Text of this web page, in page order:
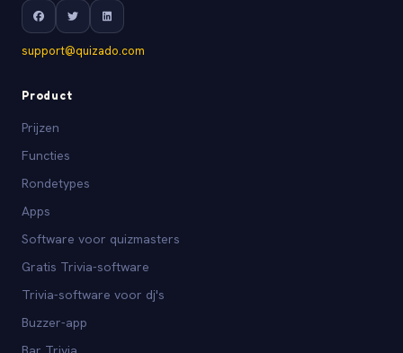
support@quizado.com
Product
Prijzen
Functies
Rondetypes
Apps
Software voor quizmasters
Gratis Trivia-software
Trivia-software voor dj's
Buzzer-app